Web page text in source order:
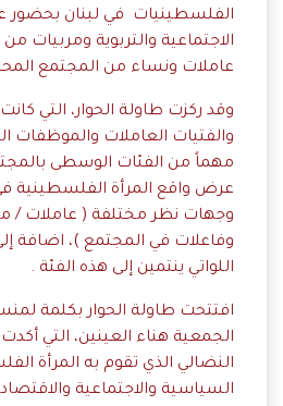
الفلسطينيات في لبنان
الاجتماعية والتربوية ومربيات
عاملات ونساء من المجتمع
وقد ركزت طاولة الحوار، التي
والفتيات العاملات والموظفات
مهماً من الفئات الوسطى
عرض واقع المرأة الفلسطينية
وجهات نظر مختلفة ( عاملات /
وفاعلات في المجتمع )، اضافة
اللواتي ينتمين إلى هذه الفئة .
افتتحت طاولة الحوار بكلمة
الجمعية هناء العينين، التي أكدت
النضالي الذي تقوم به المرأة
السياسية والاجتماعية